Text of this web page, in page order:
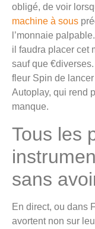
obligé, de voir
machine à sous
l’monnaie
il faudra placer cet
sauf que
fleur Spin de
Autoplay, qui rend
manque.
Tous les
sans
En direct, ou dans
avortent non sur